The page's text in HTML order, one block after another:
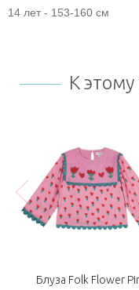
14 лет - 153-160 см
К
Блуза Folk Flower